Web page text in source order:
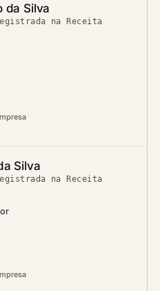
da Silva
na Receita
Silva
na Receita